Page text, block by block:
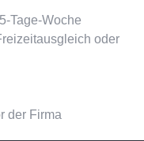
Tage-Woche
oder
der Firma